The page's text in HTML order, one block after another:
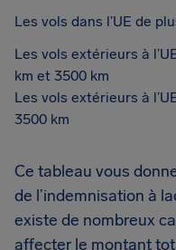
Les vols dans l’UE de
Les vols extérieurs à
km et 3500 km
Les vols extérieurs à
3500 km
Ce tableau vous
de l’indemnisation à
existe de nombreux
affecter le montant